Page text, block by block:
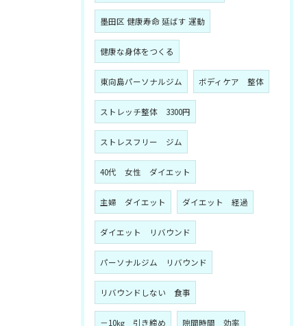
墨田区 健康寿命 延ばす 運動
健康な身体をつくる
東向島パーソナルジム ボディケア 整体
ストレッチ整体 3300円
ストレスフリー ジム
40代 女性 ダイエット
主婦 ダイエット ダイエット 経過
ダイエット リバウンド
パーソナルジム リバウンド
リバウンドしない 食事
－10㎏ 引き締め 隙間時間 効率